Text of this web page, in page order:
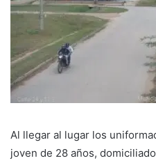
Al llegar al lugar los
joven de 28 años,